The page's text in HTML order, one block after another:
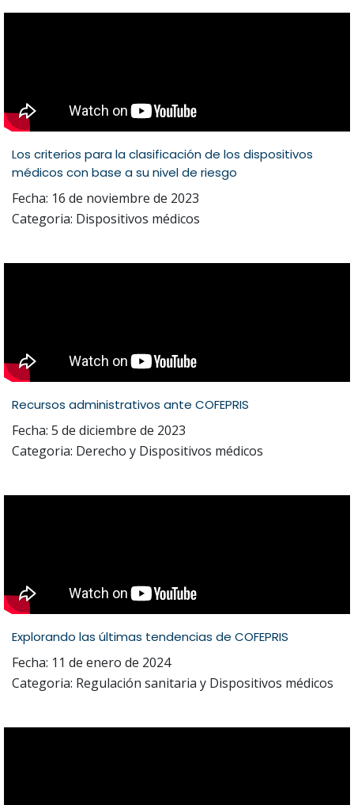
Los criterios para la clasificación de los dispositivos
médicos con base a su nivel de riesgo
Fecha: 16 de noviembre de 2023
Categoria: Dispositivos médicos
Recursos administrativos ante COFEPRIS
Fecha: 5 de diciembre de 2023
Categoria: Derecho y Dispositivos médicos
Explorando las últimas tendencias de COFEPRIS
Fecha: 11 de enero de 2024
Categoria: Regulación sanitaria y Dispositivos médicos